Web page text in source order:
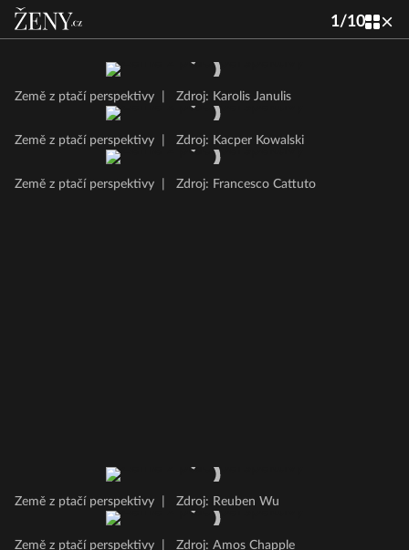
1/10
Země z ptačí perspektivy Zdroj: Karolis Janulis
Země z ptačí perspektivy Zdroj: Kacper Kowalski
Země z ptačí perspektivy Zdroj: Francesco Cattuto
Země z ptačí perspektivy Zdroj: Reuben Wu
Země z ptačí perspektivy Zdroj: Amos Chapple